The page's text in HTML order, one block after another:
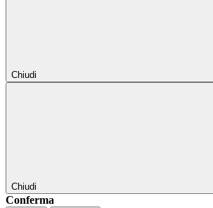
Chiudi
Chiudi
Conferma